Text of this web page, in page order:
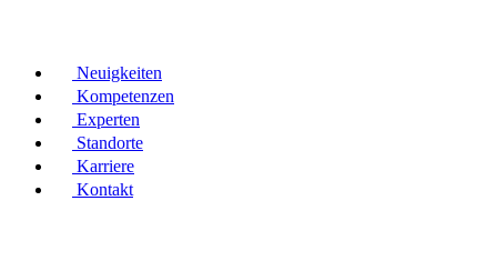
Neuigkeiten
Kompetenzen
Experten
Standorte
Karriere
Kontakt